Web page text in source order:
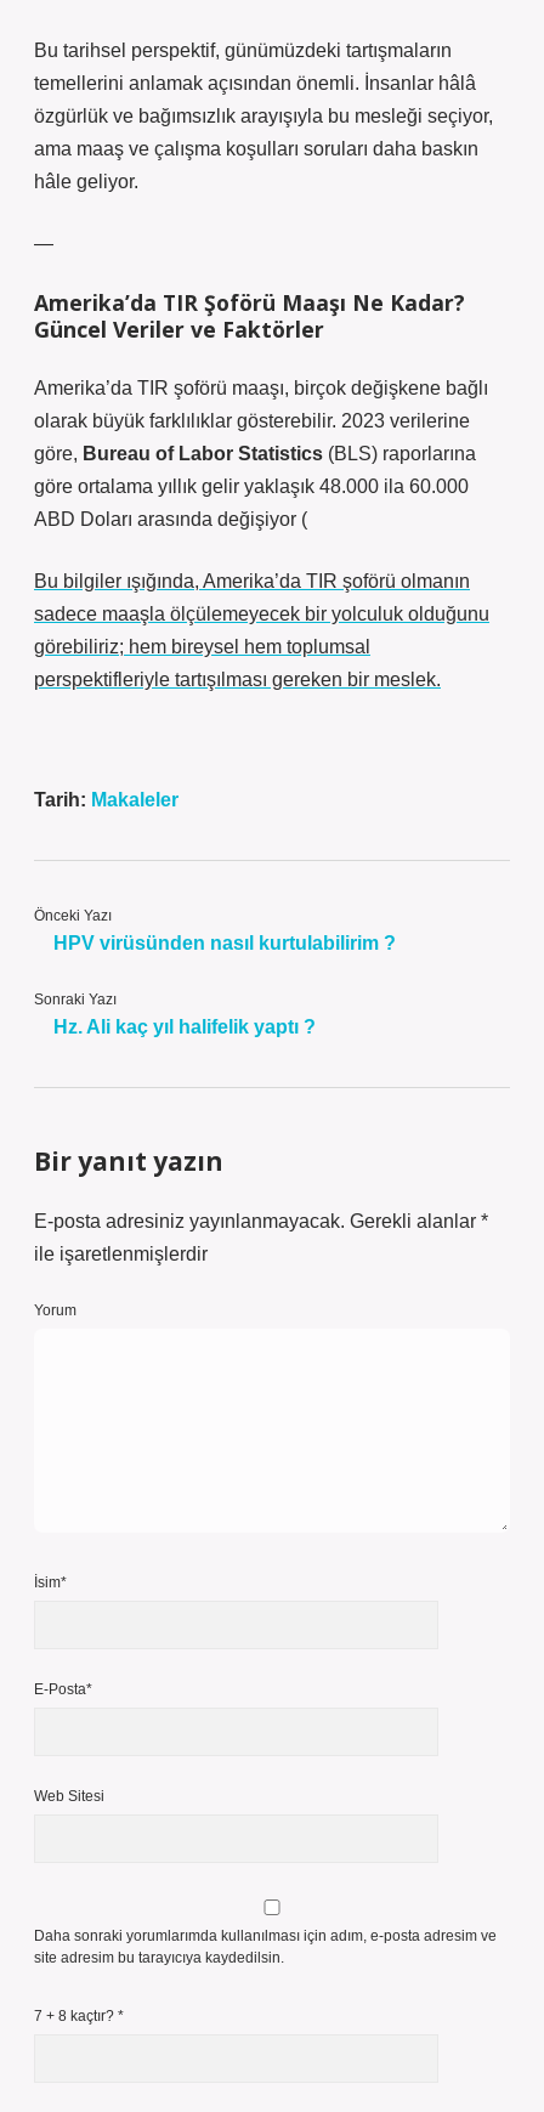
Bu tarihsel perspektif, günümüzdeki tartışmaların
temellerini anlamak açısından önemli. İnsanlar hâlâ
özgürlük ve bağımsızlık arayışıyla bu mesleği seçiyor,
ama maaş ve çalışma koşulları soruları daha baskın
hâle geliyor.
—
Amerika’da TIR Şoförü Maaşı Ne Kadar?
Güncel Veriler ve Faktörler
Amerika’da TIR şoförü maaşı, birçok değişkene bağlı
olarak büyük farklılıklar gösterebilir. 2023 verilerine
göre, Bureau of Labor Statistics (BLS) raporlarına
göre ortalama yıllık gelir yaklaşık 48.000 ila 60.000
ABD Doları arasında değişiyor (
Bu bilgiler ışığında, Amerika’da TIR şoförü olmanın
sadece maaşla ölçülemeyecek bir yolculuk olduğunu
görebiliriz; hem bireysel hem toplumsal
perspektifleriyle tartışılması gereken bir meslek.
Tarih: Makaleler
Önceki Yazı
HPV virüsünden nasıl kurtulabilirim ?
Sonraki Yazı
Hz. Ali kaç yıl halifelik yaptı ?
Bir yanıt yazın
E-posta adresiniz yayınlanmayacak. Gerekli alanlar *
ile işaretlenmişlerdir
Yorum
İsim*
E-Posta*
Web Sitesi
Daha sonraki yorumlarımda kullanılması için adım, e-posta adresim ve
site adresim bu tarayıcıya kaydedilsin.
7 + 8 kaçtır? *